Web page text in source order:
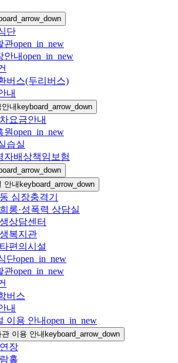
단
관open_in_new
안내open_in_new
버스(두리버스)
내
내keyboard_arrow_down
요금안내
원open_in_new
습실
자배상책임보험
안내keyboard_arrow_down
심장충격기
롱·성폭력 상담실
상담센터
복지관
편의시설
단open_in_new
관open_in_new
버스
내
이용 안내open_in_new
이용 안내keyboard_arrow_down
장
홀